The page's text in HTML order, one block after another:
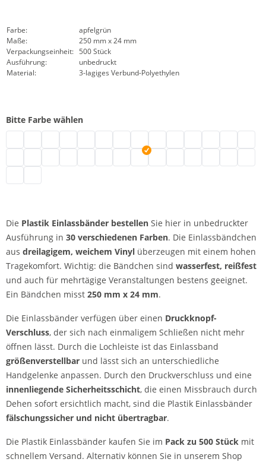
Farbe:
apfelgrün
Maße:
250 mm x 24 mm
Verpackungseinheit: 500 Stück
Ausführung:
unbedruckt
Material:
3-lagiges Verbund-Polyethylen
Bitte Farbe wählen
Plastik Einlassbänder | metallicgrün
Plastik Einlassbänder | neonpink
Plastik Einlassbänder | pink
Plastik Einlassbänder | rot
Plastik Einlassbänder | neonrot
Plastik Einlassbänder | lila
Plastik Einlassbänder | apfelgrün
Plastik Einlassbänder |
Die Plastik Einlassbänder bestellen Sie hier in unbedruckter
Ausführung in 30 verschiedenen Farben. Die Einlassbändchen
aus dreilagigem, weichem Vinyl überzeugen mit einem hohen
Tragekomfort. Wichtig: die Bändchen sind wasserfest, reißfest
und auch für mehrtägige Veranstaltungen bestens geeignet.
Ein Bändchen misst 250 mm x 24 mm.
Die Einlassbänder verfügen über einen Druckknopf-
Verschluss, der sich nach einmaligem Schließen nicht mehr
öffnen lässt. Durch die Lochleiste ist das Einlassband
größenverstellbar und lässt sich an unterschiedliche
Handgelenke anpassen. Durch den Druckverschluss und eine
innenliegende Sicherheitsschicht, die einen Missbrauch durch
Dehen sofort ersichtlich macht, sind die Plastik Einlassbänder
fälschungssicher und nicht übertragbar.
Die Plastik Einlassbänder kaufen Sie im Pack zu 500 Stück mit
schnellem Versand. Alternativ können Sie in unserem Shop